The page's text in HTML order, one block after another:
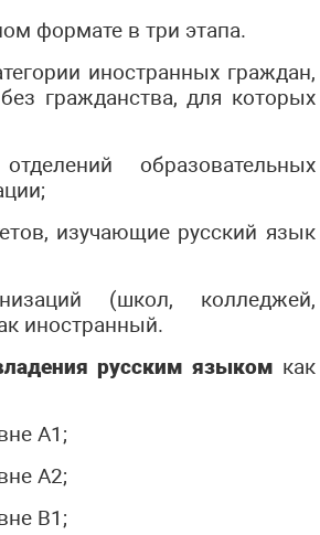
формате в три этапа.
иностранных граждан,
гражданства, для которых
образовательных
изучающие русский язык
(школ, колледжей,
иностранный.
русским языком как
А1;
А2;
В1;